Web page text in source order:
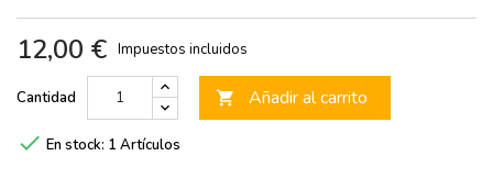
12,00 € Impuestos incluidos
Cantidad  Añadir al carrito
 En stock: 1 Artículos